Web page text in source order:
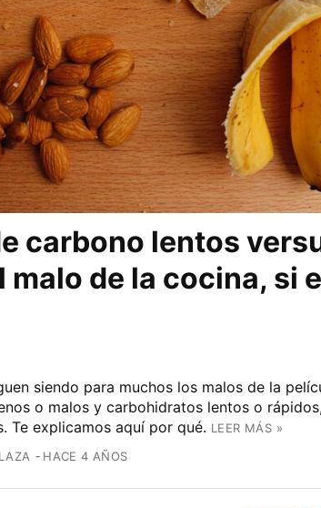
carbono lentos
malo de la cocina, si
siendo para muchos los malos de la
o malos y carbohidratos lentos o
Te explicamos aquí por qué. LEER MÁS »
HACE 4 AÑOS